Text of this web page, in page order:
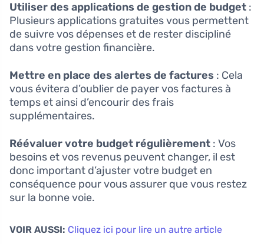
Utiliser des applications de gestion de budget :
Plusieurs applications gratuites vous permettent
de suivre vos dépenses et de rester discipliné
dans votre gestion financière.
Mettre en place des alertes de factures : Cela
vous évitera d’oublier de payer vos factures à
temps et ainsi d’encourir des frais
supplémentaires.
Réévaluer votre budget régulièrement : Vos
besoins et vos revenus peuvent changer, il est
donc important d’ajuster votre budget en
conséquence pour vous assurer que vous restez
sur la bonne voie.
VOIR AUSSI: Cliquez ici pour lire un autre article